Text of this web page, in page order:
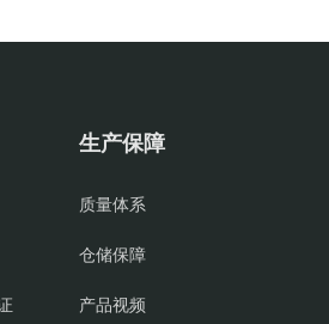
生产保障
质量体系
仓储保障
产品视频